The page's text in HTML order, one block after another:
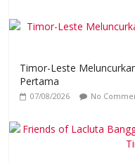
Timor-Leste
Pertama
07/08/2026 No